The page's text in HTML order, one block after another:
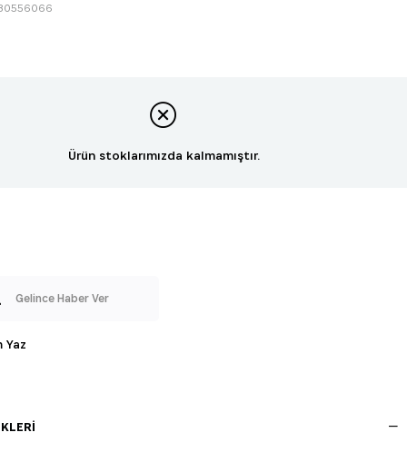
Ürün stoklarımızda kalmamıştır.
Gelince Haber Ver
Yaz